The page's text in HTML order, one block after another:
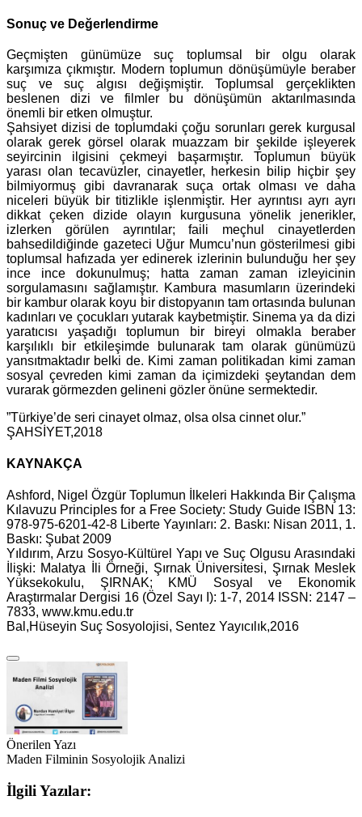
Sonuç ve Değerlendirme
Geçmişten günümüze suç toplumsal bir olgu olarak
karşımıza çıkmıştır. Modern toplumun dönüşümüyle beraber
suç ve suç algısı değişmiştir. Toplumsal gerçeklikten
beslenen dizi ve filmler bu dönüşümün aktarılmasında
önemli bir etken olmuştur.
Şahsiyet dizisi de toplumdaki çoğu sorunları gerek kurgusal
olarak gerek görsel olarak muazzam bir şekilde işleyerek
seyircinin ilgisini çekmeyi başarmıştır. Toplumun büyük
yarası olan tecavüzler, cinayetler, herkesin bilip hiçbir şey
bilmiyormuş gibi davranarak suça ortak olması ve daha
niceleri büyük bir titizlikle işlenmiştir. Her ayrıntısı ayrı ayrı
dikkat çeken dizide olayın kurgusuna yönelik jenerikler,
izlerken görülen ayrıntılar; faili meçhul cinayetlerden
bahsedildiğinde gazeteci Uğur Mumcu’nun gösterilmesi gibi
toplumsal hafızada yer edinerek izlerinin bulunduğu her şey
ince ince dokunulmuş; hatta zaman zaman izleyicinin
sorgulamasını sağlamıştır. Kambura masumların üzerindeki
bir kambur olarak koyu bir distopyanın tam ortasında bulunan
kadınları ve çocukları yutarak kaybetmiştir. Sinema ya da dizi
yaratıcısı yaşadığı toplumun bir bireyi olmakla beraber
karşılıklı bir etkileşimde bulunarak tam olarak günümüzü
yansıtmaktadır belki de. Kimi zaman politikadan kimi zaman
sosyal çevreden kimi zaman da içimizdeki şeytandan dem
vurarak görmezden gelineni gözler önüne sermektedir.
”Türkiye’de seri cinayet olmaz, olsa olsa cinnet olur.”
ŞAHSİYET,2018
KAYNAKÇA
Ashford, Nigel Özgür Toplumun İlkeleri Hakkında Bir Çalışma
Kılavuzu Principles for a Free Society: Study Guide ISBN 13:
978-975-6201-42-8 Liberte Yayınları: 2. Baskı: Nisan 2011, 1.
Baskı: Şubat 2009
Yıldırım, Arzu Sosyo-Kültürel Yapı ve Suç Olgusu Arasındaki
İlişki: Malatya İli Örneği, Şırnak Üniversitesi, Şırnak Meslek
Yüksekokulu, ŞIRNAK; KMÜ Sosyal ve Ekonomı̇k
Araştırmalar Dergı̇si 16 (Özel Sayı I): 1-7, 2014 ISSN: 2147 –
7833, www.kmu.edu.tr
Bal,Hüseyin Suç Sosyolojisi, Sentez Yayıcılık,2016
Önerilen Yazı
Maden Filminin Sosyolojik Analizi
İlgili Yazılar: